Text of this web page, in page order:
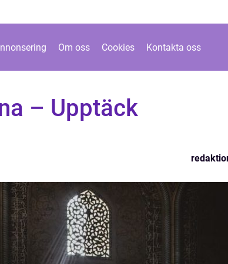
Om oss Cookies Kontakta oss
– Upptäck